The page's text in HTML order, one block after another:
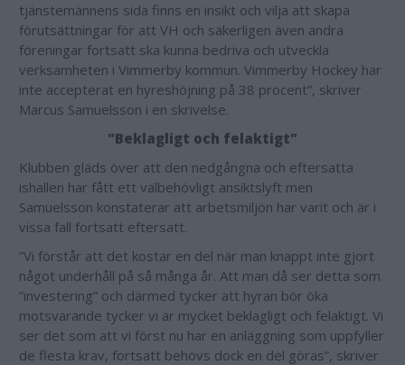
tjänstemännens sida finns en insikt och vilja att skapa
förutsättningar för att VH och säkerligen även andra
föreningar fortsatt ska kunna bedriva och utveckla
verksamheten i Vimmerby kommun. Vimmerby Hockey har
inte accepterat en hyreshöjning på 38 procent”, skriver
Marcus Samuelsson i en skrivelse.
"Beklagligt och felaktigt"
Klubben gläds över att den nedgångna och eftersatta
ishallen har fått ett välbehövligt ansiktslyft men
Samuelsson konstaterar att arbetsmiljön har varit och är i
vissa fall fortsatt eftersatt.
”Vi förstår att det kostar en del när man knappt inte gjort
något underhåll på så många år. Att man då ser detta som
”investering” och därmed tycker att hyran bör öka
motsvarande tycker vi är mycket beklagligt och felaktigt. Vi
ser det som att vi först nu har en anläggning som uppfyller
de flesta krav, fortsatt behövs dock en del göras”, skriver